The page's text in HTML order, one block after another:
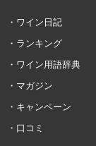
ワイン日記
ランキング
ワイン用語辞典
マガジン
キャンペーン
口コミ